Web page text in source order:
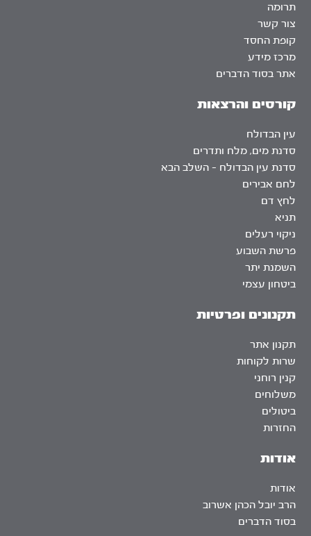
אודות
אודות
הרב יובל הכהן אשרוב
בסוד הדברים
תרומה
צור קשר
קופת החסד
מרכז מידע
אתר בסוד הדברים
קורסים והרצאות
עין הבדולח
סדנת מים, מלח ותדרים
סדנת עין הבדולח – השלב הבא
לחם אבירים
לחץ דם
תניא
ניקוי רעלים
פרשת השבוע
השמנת יתר
ביטחון עצמי
תקנונים ופרטיות
תקנון אתר
שרות לקוחות
קנין רוחני
משלוחים
ביטולים
החזרות